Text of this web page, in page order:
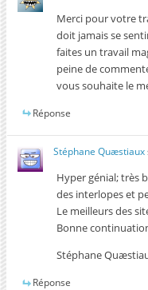
Merci pour votre
doit jamais se
faites un travail
peine de
vous souhaite le
Réponse
Stéphane Quæstiaux
Hyper génial; très
des interlopes et
Le meilleurs des
Bonne
Stéphane
Réponse